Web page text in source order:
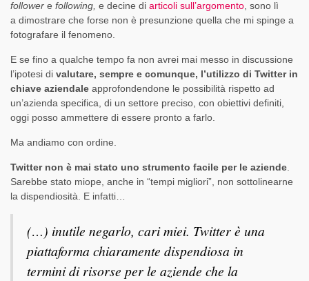
follower e following, e decine di articoli sull’argomento, sono lì
a dimostrare che forse non è presunzione quella che mi spinge a
fotografare il fenomeno.
E se fino a qualche tempo fa non avrei mai messo in discussione
l’ipotesi di valutare, sempre e comunque, l’utilizzo di Twitter in
chiave aziendale approfondendone le possibilità rispetto ad
un’azienda specifica, di un settore preciso, con obiettivi definiti,
oggi posso ammettere di essere pronto a farlo.
Ma andiamo con ordine.
Twitter non è mai stato uno strumento facile per le aziende.
Sarebbe stato miope, anche in “tempi migliori”, non sottolinearne
la dispendiosità. E infatti…
(…) inutile negarlo, cari miei. Twitter è una
piattaforma chiaramente dispendiosa in
termini di risorse per le aziende che la